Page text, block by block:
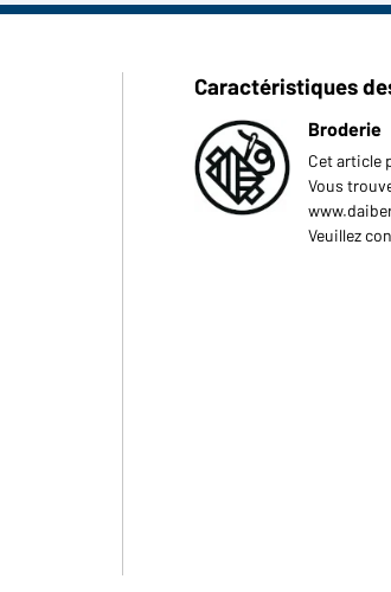
Caractéristiques
Broderie
Cet article
Vous
Veuillez